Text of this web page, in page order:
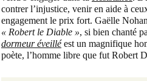
contrer l’injustice, venir en aide à
engagement le prix fort. Gaëlle
« Robert le Diable », si bien chanté
dormeur éveilléest un magnifique
poète, l’homme libre que fut Robert